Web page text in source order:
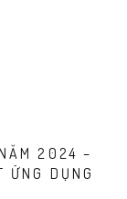
2024 –
ỨNG DỤNG